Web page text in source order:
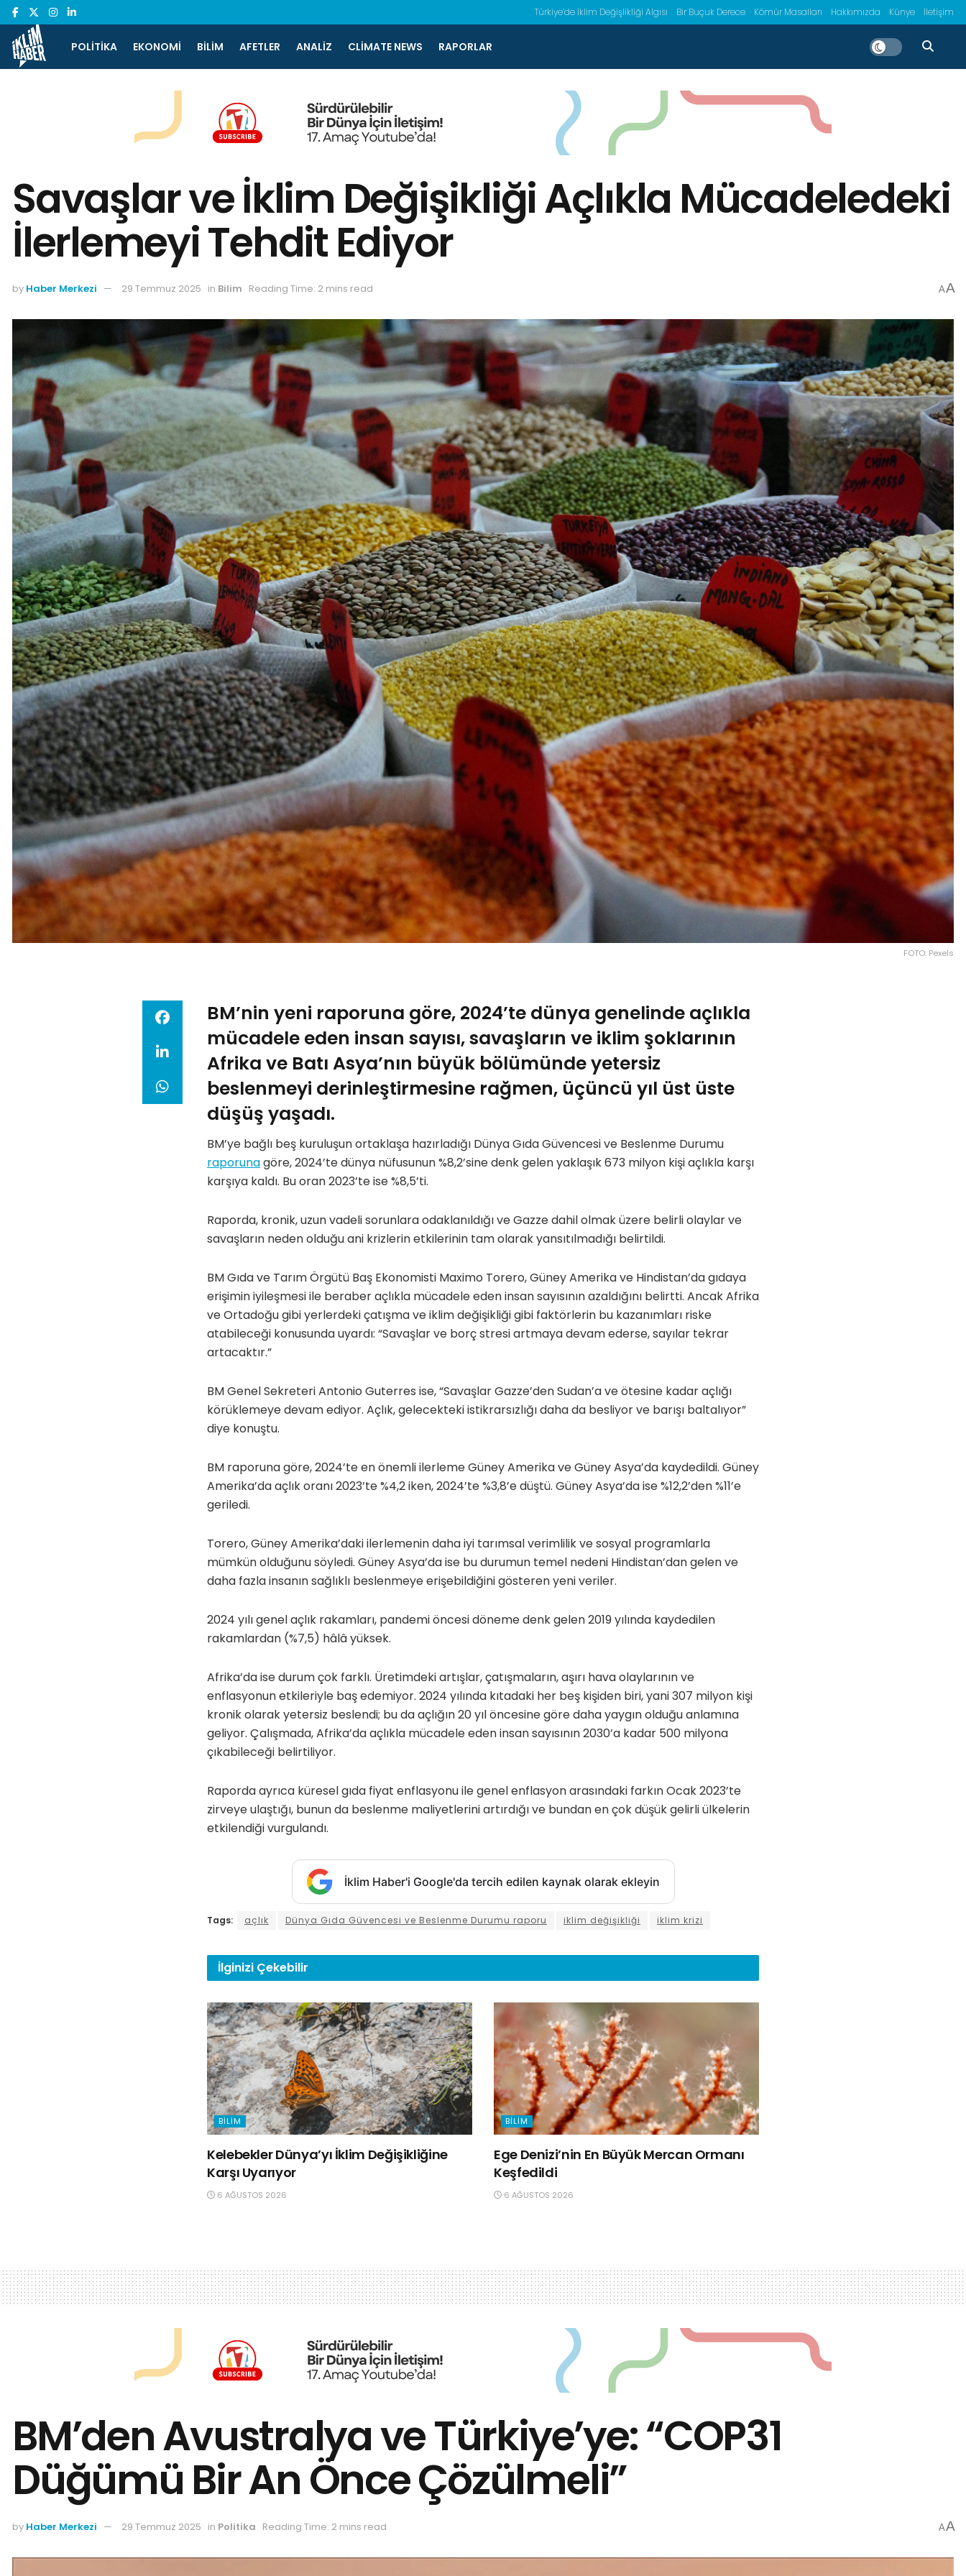
Türkiye’de İklim Değişlikliği Algısı Bir Buçuk Derece Kömür Masalları Hakkımızda Künye İletişim
POLITIKA EKONOMI BILIM AFETLER ANALIZ CLIMATE NEWS RAPORLAR
Savaşlar ve İklim Değişikliği Açlıkla Mücadeledeki
İlerlemeyi Tehdit Ediyor
by Haber Merkezi 29 Temmuz 2025 in Bilim Reading Time: 2 mins read AA
FOTO: Pexels
BM’nin yeni raporuna göre, 2024’te dünya genelinde açlıkla
mücadele eden insan sayısı, savaşların ve iklim şoklarının
Afrika ve Batı Asya’nın büyük bölümünde yetersiz
beslenmeyi derinleştirmesine rağmen, üçüncü yıl üst üste
düşüş yaşadı.
BM’ye bağlı beş kuruluşun ortaklaşa hazırladığı Dünya Gıda Güvencesi ve Beslenme Durumu
raporunagöre, 2024’te dünya nüfusunun %8,2’sine denk gelen yaklaşık 673 milyon kişi açlıkla karşı
karşıya kaldı. Bu oran 2023’te ise %8,5’ti.
Raporda, kronik, uzun vadeli sorunlara odaklanıldığı ve Gazze dahil olmak üzere belirli olaylar ve
savaşların neden olduğu ani krizlerin etkilerinin tam olarak yansıtılmadığı belirtildi.
BM Gıda ve Tarım Örgütü Baş Ekonomisti Maximo Torero, Güney Amerika ve Hindistan’da gıdaya
erişimin iyileşmesi ile beraber açlıkla mücadele eden insan sayısının azaldığını belirtti. Ancak Afrika
ve Ortadoğu gibi yerlerdeki çatışma ve iklim değişikliği gibi faktörlerin bu kazanımları riske
atabileceği konusunda uyardı: “Savaşlar ve borç stresi artmaya devam ederse, sayılar tekrar
artacaktır.”
BM Genel Sekreteri Antonio Guterres ise, “Savaşlar Gazze’den Sudan’a ve ötesine kadar açlığı
körüklemeye devam ediyor. Açlık, gelecekteki istikrarsızlığı daha da besliyor ve barışı baltalıyor”
diye konuştu.
BM raporuna göre, 2024’te en önemli ilerleme Güney Amerika ve Güney Asya’da kaydedildi. Güney
Amerika’da açlık oranı 2023’te %4,2 iken, 2024’te %3,8’e düştü. Güney Asya’da ise %12,2’den %11’e
geriledi.
Torero, Güney Amerika’daki ilerlemenin daha iyi tarımsal verimlilik ve sosyal programlarla
mümkün olduğunu söyledi. Güney Asya’da ise bu durumun temel nedeni Hindistan’dan gelen ve
daha fazla insanın sağlıklı beslenmeye erişebildiğini gösteren yeni veriler.
2024 yılı genel açlık rakamları, pandemi öncesi döneme denk gelen 2019 yılında kaydedilen
rakamlardan (%7,5) hâlâ yüksek.
Afrika’da ise durum çok farklı. Üretimdeki artışlar, çatışmaların, aşırı hava olaylarının ve
enflasyonun etkileriyle baş edemiyor. 2024 yılında kıtadaki her beş kişiden biri, yani 307 milyon kişi
kronik olarak yetersiz beslendi; bu da açlığın 20 yıl öncesine göre daha yaygın olduğu anlamına
geliyor. Çalışmada, Afrika’da açlıkla mücadele eden insan sayısının 2030’a kadar 500 milyona
çıkabileceği belirtiliyor.
Raporda ayrıca küresel gıda fiyat enflasyonu ile genel enflasyon arasındaki farkın Ocak 2023’te
zirveye ulaştığı, bunun da beslenme maliyetlerini artırdığı ve bundan en çok düşük gelirli ülkelerin
etkilendiği vurgulandı.
İklim Haber'i Google'da tercih edilen kaynak olarak ekleyin
Tags: açlık Dünya Gıda Güvencesi ve Beslenme Durumu raporu iklim değişikliği iklim krizi
İlginizi Çekebilir
BILIM
Kelebekler Dünya’yı İklim Değişikliğine
Karşı Uyarıyor
6 AĞUSTOS 2026
BILIM
Ege Denizi’nin En Büyük Mercan Ormanı
Keşfedildi
6 AĞUSTOS 2026
BM’den Avustralya ve Türkiye’ye: “COP31
Düğümü Bir An Önce Çözülmeli”
by Haber Merkezi 29 Temmuz 2025 in Politika Reading Time: 2 mins read AA